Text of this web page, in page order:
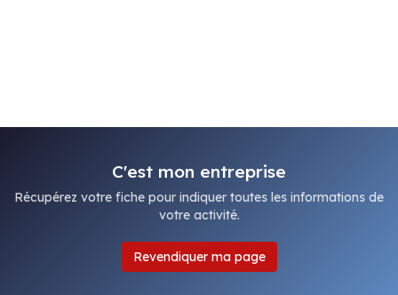
C'est mon entreprise
Récupérez votre fiche pour indiquer toutes les informations de
votre activité.
Revendiquer ma page